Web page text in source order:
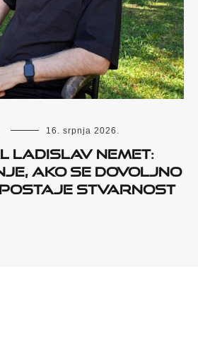
16. srpnja 2026.
Ladislav Nemet:
ako se dovoljno
stvarnost